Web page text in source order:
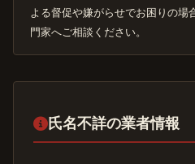
よる督促や嫌がらせでお困りの場
門家へご相談ください。
氏名不詳の業者情報